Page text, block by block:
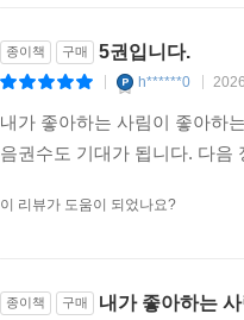
종이책 구매 5권입니다.
h******0
내가 좋아하는 사림이 좋아하
음권수도 기대가 됩니다. 다
이 리뷰가 도움이 되었나요?
종이책 구매 내가 좋아하는